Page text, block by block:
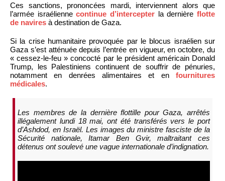
Ces sanctions, prononcées mardi, interviennent alors que
l’armée israéliennecontinue d’intercepter la dernièreflotte
de navires à destination de Gaza.
Si la crise humanitaire provoquée par le blocus israélien sur
Gaza s’est atténuée depuis l’entrée en vigueur, en octobre, du
« cessez-le-feu » concocté par le président américain Donald
Trump, les Palestiniens continuent de souffrir de pénuries,
notamment en denrées alimentaires et en fournitures
médicales.
Les membres de la dernière flottille pour Gaza, arrêtés
illégalement lundi 18 mai, ont été transférés vers le port
d’Ashdod, en Israël. Les images du ministre fasciste de la
Sécurité nationale, Itamar Ben Gvir, maltraitant ces
détenus ont soulevé une vague internationale d’indignation.